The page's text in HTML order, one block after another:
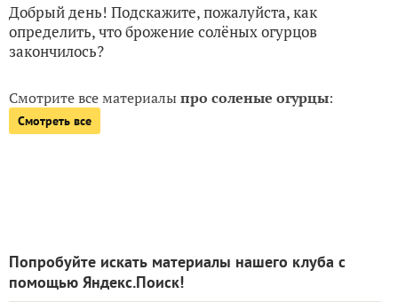
Добрый день! Подскажите, пожалуйста, как
определить, что брожение солёных огурцов
закончилось?
Смотрите все материалыпро соленые огурцы:
Смотреть все
Попробуйте искать материалы нашего клуба с
помощью Яндекс.Поиск!